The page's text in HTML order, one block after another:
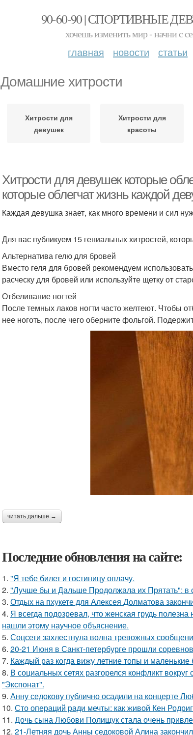
90-60-90 | СПОРТИВНЫЕ
хочешь изменить мир - начни с
главная новости статьи
Домашние хитрости
Хитрости для
девушек
Хитрости для
красоты
Хитрости для девушек которые
которые облегчат жизнь каждой
Каждая девушка знает, как много времени и сил
Для вас публикуем 15 гениальных хитростей,
Альтернатива гелю для бровей
Вместо геля для бровей рекомендуем
расческу для бровей или используйте щетку от
Отбеливание ногтей
После темных лаков ногти часто желтеют. Чтобы
нее ноготь, после чего оберните фольгой.
читать дальше →
Последние обновления на сайте:
1. "Я тебе билет и гостиницу оплачу.
2. "Лучше бы и Дальше Продолжала их Прятать": в
3. Отдых на пхукете для Алексея Долматова
4. Я всегда подозревал, что женская грудь
нашли этому научное объяснение.
5. Соцсети захлестнула волна тревожных
6. 20-21 Июня в Санкт-петербурге прошли
7. Каждый раз когда вижу летние топы и
8. В социальных сетях разгорелся конфликт
"Экспонат".
9. Анну седокову публично осадили на концерте
10. Сто операций ради мечты: как живой Кен
11. Дочь сына Любови Полищук стала очень
12. 21-Летняя дочь Анны седоковой Алина